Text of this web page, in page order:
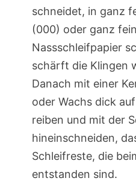
schneidet, in ganz
(000) oder ganz
Nassschleifpapier
schärft die Klingen
Danach mit einer
oder Wachs dick
reiben und mit der
hineinschneiden,
Schleifreste, die
entstanden sind.